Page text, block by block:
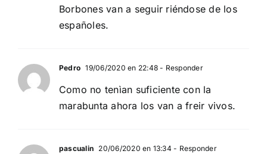
Borbones van a seguir riéndose de los
españoles.
Pedro 19/06/2020 en 22:48 - Responder
Como no tenìan suficiente con la
marabunta ahora los van a freir vivos.
pascualin 20/06/2020 en 13:34 - Responder